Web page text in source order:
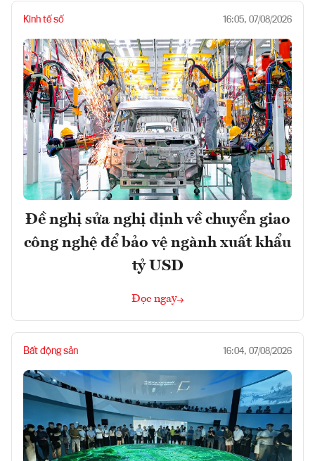
Kinh tế số 16:05, 07/08/2026
Đề nghị sửa nghị định về chuyển giao
công nghệ để bảo vệ ngành xuất khẩu
tỷ USD
Đọc ngay
Bất động sản 16:04, 07/08/2026